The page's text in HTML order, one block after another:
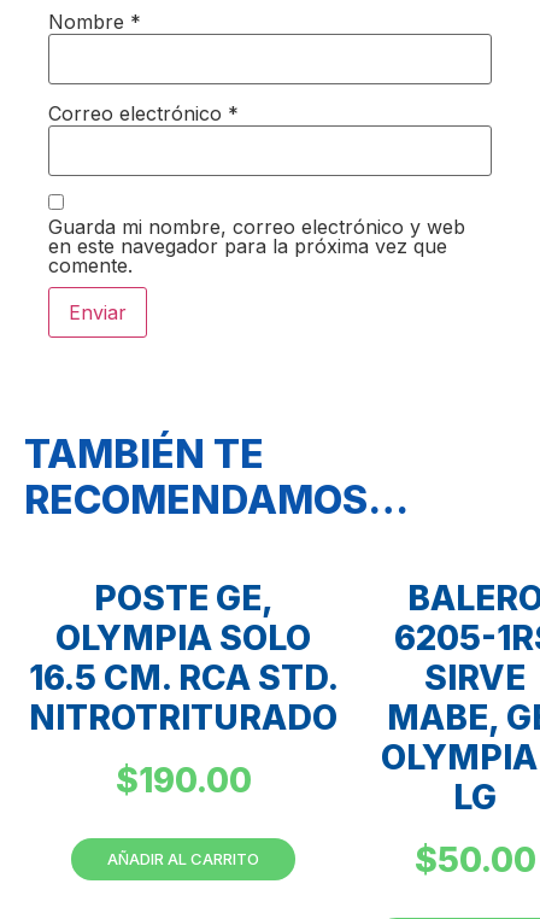
Nombre *
Correo electrónico *
Guarda mi nombre, correo electrónico y web
en este navegador para la próxima vez que
comente.
TAMBIÉN TE
RECOMENDAMOS…
POSTE GE,
OLYMPIA SOLO
16.5 CM. RCA STD.
NITROTRITURADO
$190.00
AÑADIR AL CARRITO
6205-
SIRVE
MABE,
LG
$50.00